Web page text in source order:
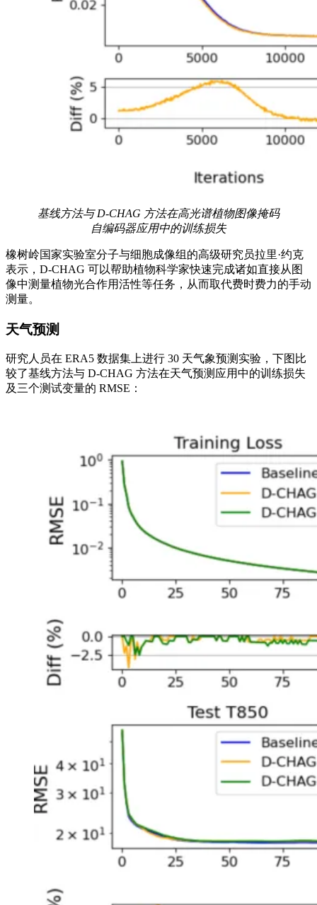
基线方法与 D-CHAG 方法在高光谱植物图像掩码
自编码器应用中的训练损失
橡树岭国家实验室分子与细胞成像组的高级研究员拉里·约克
表示，D-CHAG 可以帮助植物科学家快速完成诸如直接从图
像中测量植物光合作用活性等任务，从而取代费时费力的手动
测量。
天气预测
研究人员在 ERA5 数据集上进行 30 天气象预测实验，下图比
较了基线方法与 D-CHAG 方法在天气预测应用中的训练损失
及三个测试变量的 RMSE：